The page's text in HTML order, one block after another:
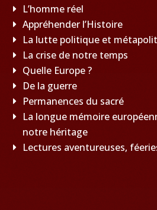
L’homme réel
Appréhender l’Histoire
La lutte politique et
La crise de notre temps
Quelle Europe ?
De la guerre
Permanences du sacré
La longue mémoire
notre héritage
Lectures aventureuses,